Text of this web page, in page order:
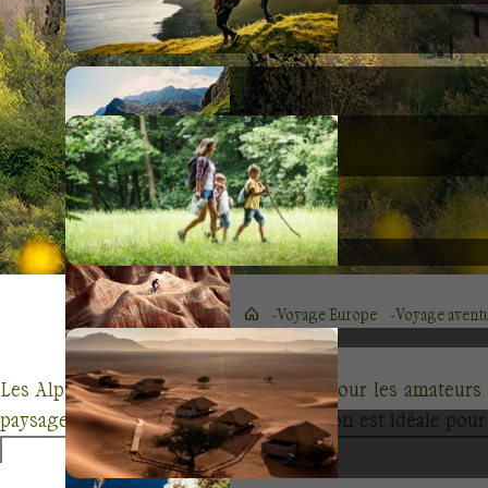
Voyage Europe Voyage
Les Alpes italiennes sont un paradis pour les
paysages à couper le souffle, cette région est idéale
destinations.